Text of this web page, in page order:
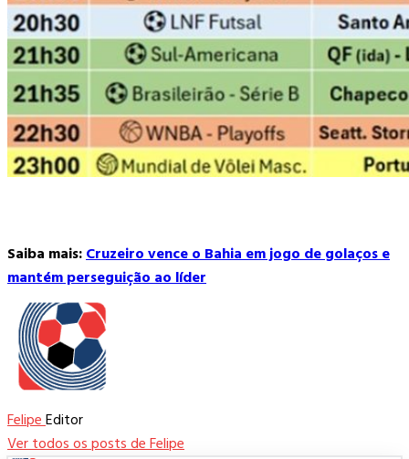
Saiba mais:Cruzeiro vence o Bahia em jogo de golaços e
mantém perseguição ao líder
FelipeEditor
Ver todos os posts de Felipe